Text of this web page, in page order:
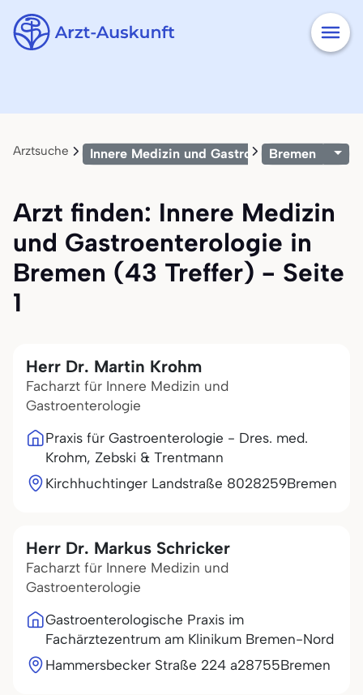
Arztsuche Innere Medizin und Gastroenterologie
Bremen
Arzt finden: Innere Medizin
und Gastroenterologie in
Bremen (43 Treffer) - Seite
1
Herr Dr. Martin Krohm
Facharzt für Innere Medizin und
Gastroenterologie
Praxis für Gastroenterologie - Dres. med.
Krohm, Zebski & Trentmann
Kirchhuchtinger Landstraße 8028259Bremen
Herr Dr. Markus Schricker
Facharzt für Innere Medizin und
Gastroenterologie
Gastroenterologische Praxis im
Fachärztezentrum am Klinikum Bremen-Nord
Hammersbecker Straße 224 a28755Bremen